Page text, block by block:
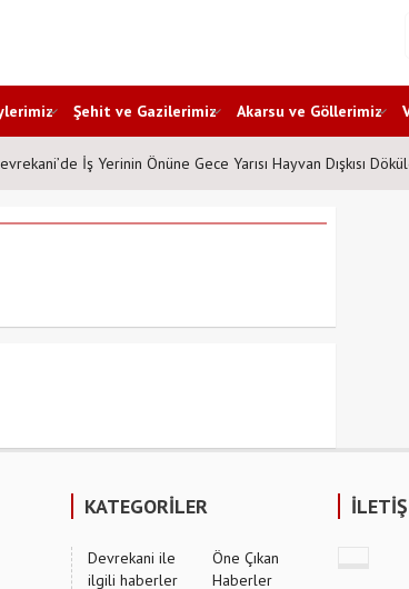
Şehit ve Gazilerimiz Akarsu ve Göllerimiz
İş Yerinin Önüne Gece Yarısı Hayvan Dışkısı
KATEGORİLER
Devrekani ile
ilgili haberler
Öne Çıkan
Haberler